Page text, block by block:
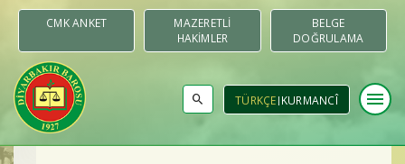
CMK ANKET
MAZERETLI
HAKIMLER
BELGE
DOĞRULAMA
TÜRKÇE KURMANCÎ menu